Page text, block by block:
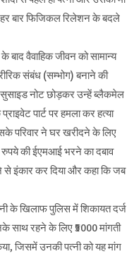
हर बार फिजिकल रिलेशन के बदले
बाद वैवाहिक जीवन को सामान्य
संबंध (सम्भोग) बनाने की
नोट छोड़कर उन्हें ब्लैकमेल
पार्ट पर हमला कर हत्या
परिवार ने घर खरीदने के लिए
की ईएमआई भरने का दबाव
से इंकार कर दिया और कहा कि जब
के खिलाफ पुलिस में शिकायत दर्ज
साथ रहने के लिए ₹5000 मांगती
जिसमें उनकी पत्नी को यह मांग